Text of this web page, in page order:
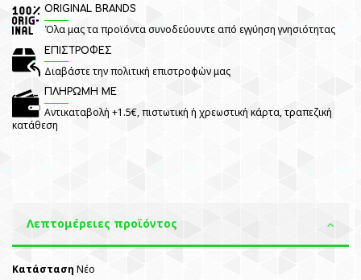
ORIGINAL BRANDS
Όλα μας τα προϊόντα συνοδεύουντε από εγγύηση γνησιότητας
ΕΠΙΣΤΡΟΦΕΣ
Διαβάστε την πολιτική επιστροφών μας
ΠΛΗΡΩΜΗ ΜΕ
Αντικαταβολή +1.5€, πιστωτική ή χρεωστική κάρτα, τραπεζική
κατάθεση
Λεπτομέρειες προϊόντος
Κατάσταση Νέο